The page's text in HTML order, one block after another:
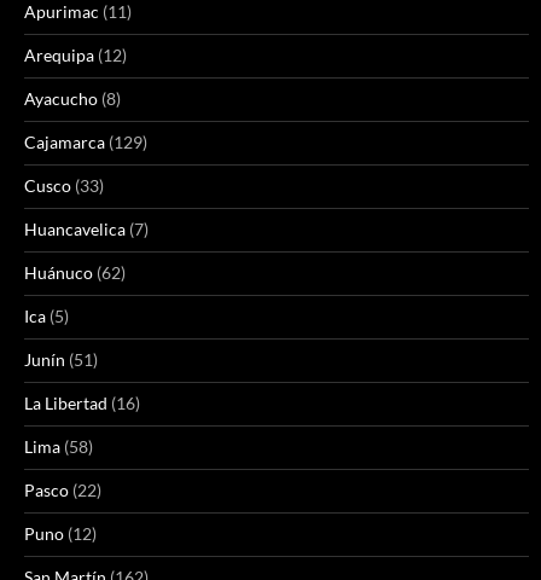
Apurimac (11)
Arequipa (12)
Ayacucho (8)
Cajamarca (129)
Cusco (33)
Huancavelica (7)
Huánuco (62)
Ica (5)
Junín (51)
La Libertad (16)
Lima (58)
Pasco (22)
Puno (12)